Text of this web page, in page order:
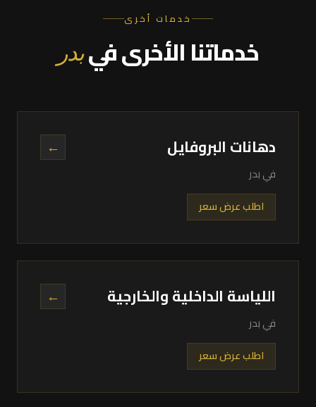
خدمات أخرى
خدماتنا الأخرى فيبدر
دهانات البروفايل
في بدر
اطلب عرض سعر
←
اللياسة الداخلية والخارجية
في بدر
اطلب عرض سعر
←